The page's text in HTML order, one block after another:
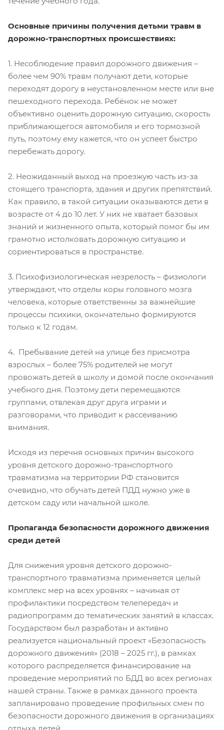
Основные причины получения детьми травм в
дорожно-транспортных происшествиях:
1. Несоблюдение правил дорожного движения –
более чем 90% травм получают дети, которые
переходят дорогу в неустановленном месте или вне
пешеходного перехода. Ребёнок не может
объективно оценить дорожную ситуацию, скорость
приближающегося автомобиля и его тормозной
путь, поэтому ему кажется, что он успеет быстро
перебежать дорогу.
2. Неожиданный выход на проезжую часть из-за
стоящего транспорта, здания и других препятствий.
Как правило, в такой ситуации оказываются дети в
возрасте от 4 до 10 лет. У них не хватает базовых
знаний и жизненного опыта, который помог бы им
грамотно истолковать дорожную ситуацию и
сориентироваться в пространстве.
3. Психофизиологическая незрелость – физиологи
утверждают, что отделы коры головного мозга
человека, которые ответственны за важнейшие
процессы психики, окончательно формируются
только к 12 годам.
4. Пребывание детей на улице без присмотра
взрослых – более 75% родителей не могут
провожать детей в школу и домой после окончания
учебного дня. Поэтому дети перемещаются
группами, отвлекая друг друга играми и
разговорами, что приводит к рассеиванию
внимания.
Исходя из перечня основных причин высокого
уровня детского дорожно-транспортного
травматизма на территории РФ становится
очевидно, что обучать детей ПДД нужно уже в
детском саду или начальной школе.
Пропаганда безопасности дорожного движения
среди детей
Для снижения уровня детского дорожно-
транспортного травматизма применяется целый
комплекс мер на всех уровнях – начиная от
профилактики посредством телепередач и
радиопрограмм до тематических занятий в классах.
Государством был разработан и активно
реализуется национальный проект «Безопасность
дорожного движения» (2018 – 2025 гг.), в рамках
которого распределяется финансирование на
проведение мероприятий по БДД во всех регионах
нашей страны. Также в рамках данного проекта
запланировано проведение профильных смен по
безопасности дорожного движения в организациях